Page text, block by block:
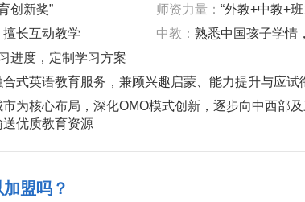
创新奖” ‌师资力量‌： “外教+中教+
长互动教学 中教： 熟悉中国孩子学情
进度，定制学习方案
式英语教育服务，兼顾兴趣启蒙、能力提升与应试
市为核心布局，深化OMO模式创新，逐步向中西部
优质教育资源
盟吗？